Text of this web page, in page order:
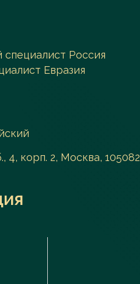
специалист Россия
Евразия
4, корп. 2, Москва, 105082